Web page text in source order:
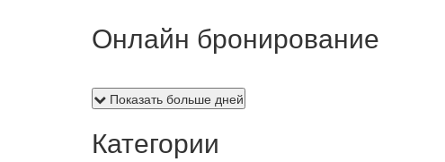
Онлайн бронирование
Показать больше дней
Категории